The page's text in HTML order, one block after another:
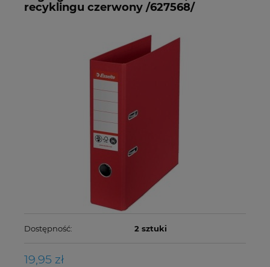
recyklingu czerwony /627568/
Dostępność: 2 sztuki
19,95 zł